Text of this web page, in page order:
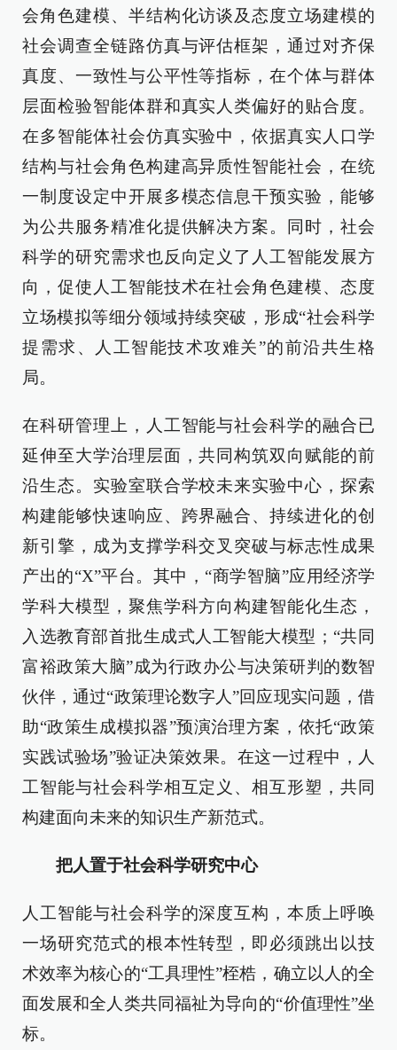
会角色建模、半结构化访谈及态度立场建模的
社会调查全链路仿真与评估框架，通过对齐保
真度、一致性与公平性等指标，在个体与群体
层面检验智能体群和真实人类偏好的贴合度。
在多智能体社会仿真实验中，依据真实人口学
结构与社会角色构建高异质性智能社会，在统
一制度设定中开展多模态信息干预实验，能够
为公共服务精准化提供解决方案。同时，社会
科学的研究需求也反向定义了人工智能发展方
向，促使人工智能技术在社会角色建模、态度
立场模拟等细分领域持续突破，形成“社会科学
提需求、人工智能技术攻难关”的前沿共生格
局。
在科研管理上，人工智能与社会科学的融合已
延伸至大学治理层面，共同构筑双向赋能的前
沿生态。实验室联合学校未来实验中心，探索
构建能够快速响应、跨界融合、持续进化的创
新引擎，成为支撑学科交叉突破与标志性成果
产出的“X”平台。其中，“商学智脑”应用经济学
学科大模型，聚焦学科方向构建智能化生态，
入选教育部首批生成式人工智能大模型；“共同
富裕政策大脑”成为行政办公与决策研判的数智
伙伴，通过“政策理论数字人”回应现实问题，借
助“政策生成模拟器”预演治理方案，依托“政策
实践试验场”验证决策效果。在这一过程中，人
工智能与社会科学相互定义、相互形塑，共同
构建面向未来的知识生产新范式。
把人置于社会科学研究中心
人工智能与社会科学的深度互构，本质上呼唤
一场研究范式的根本性转型，即必须跳出以技
术效率为核心的“工具理性”桎梏，确立以人的全
面发展和全人类共同福祉为导向的“价值理性”坐
标。